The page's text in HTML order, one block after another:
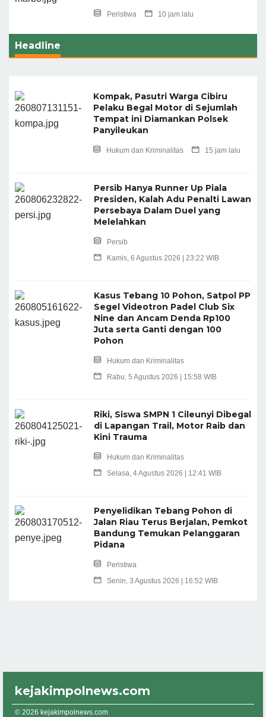
Peristiwa 10 jam lalu
Headline
Kompak, Pasutri Warga Cibiru
Pelaku Begal Motor di Sejumlah
Tempat ini Diamankan Polsek
Panyileukan
Hukum dan Kriminalitas 15 jam lalu
Persib Hanya Runner Up Piala
Presiden, Kalah Adu Penalti Lawan
Persebaya Dalam Duel yang
Melelahkan
Persib
Kamis, 6 Agustus 2026 | 23:22 WIB
Kasus Tebang 10 Pohon, Satpol PP
Segel Videotron Padel Club Six
Nine dan Ancam Denda Rp100
Juta serta Ganti dengan 100
Pohon
Hukum dan Kriminalitas
Rabu, 5 Agustus 2026 | 15:58 WIB
Riki, Siswa SMPN 1 Cileunyi Dibegal
di Lapangan Trail, Motor Raib dan
Kini Trauma
Hukum dan Kriminalitas
Selasa, 4 Agustus 2026 | 12:41 WIB
Penyelidikan Tebang Pohon di
Jalan Riau Terus Berjalan, Pemkot
Bandung Temukan Pelanggaran
Pidana
Peristiwa
Senin, 3 Agustus 2026 | 16:52 WIB
kejakimpolnews.com
© 2026 kejakimpolnews.com